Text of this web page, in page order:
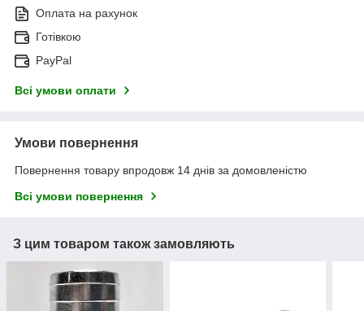
Оплата на рахунок
Готівкою
PayPal
Всі умови оплати
Умови повернення
Повернення товару впродовж 14 днів за домовленістю
Всі умови повернення
З цим товаром також замовляють